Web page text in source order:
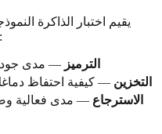
يقيم اختبار الذاكرة
الاستدعاء. تشمل المجالات الأساسية:
الترميز — مدى
التخزين — كيفية احتفاظ
الاسترجاع — مدى فعالية